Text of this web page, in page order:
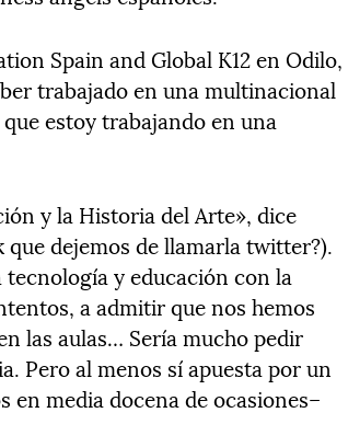
Spain and Global K12 en Odilo,
trabajado en una multinacional
estoy trabajando en una
y la Historia del Arte», dice
dejemos de llamarla twitter?).
y educación con la
a admitir que nos hemos
las aulas… Sería mucho pedir
Pero al menos sí apuesta por un
media docena de ocasiones–